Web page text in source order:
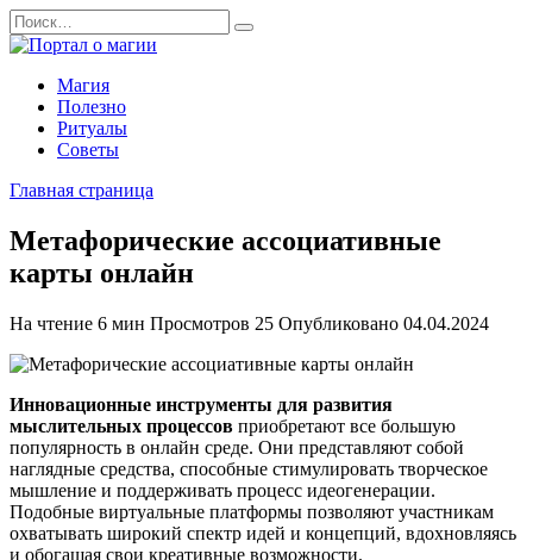
Перейти
к
содержанию
Search
for:
Магия
Полезно
Ритуалы
Советы
Главная страница
Метафорические ассоциативные
карты онлайн
На чтение 6 мин Просмотров 25 Опубликовано 04.04.2024
Инновационные инструменты для развития
мыслительных процессов приобретают все большую
популярность в онлайн среде. Они представляют собой
наглядные средства, способные стимулировать творческое
мышление и поддерживать процесс идеогенерации.
Подобные виртуальные платформы позволяют участникам
охватывать широкий спектр идей и концепций, вдохновляясь
и обогащая свои креативные возможности.